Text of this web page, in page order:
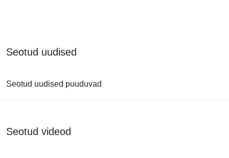
Seotud uudised
Seotud uudised puuduvad
Seotud videod